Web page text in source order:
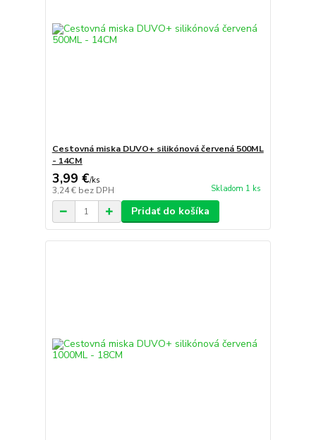
Cestovná miska DUVO+ silikónová červená 500ML
- 14CM
3,99 €/ks
3,24 € bez DPH Skladom 1 ks
Pridať do košíka